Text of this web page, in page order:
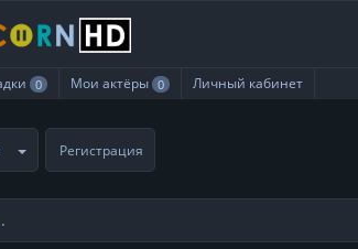
0 Мои актёры 0 Личный кабинет
Регистрация